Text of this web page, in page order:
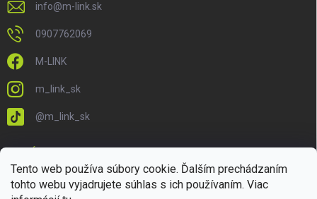
Tento web používa súbory cookie. Ďalším prechádzaním
tohto webu vyjadrujete súhlas s ich používaním. Viac
info@m-link.sk
0907762069
M-LINK
m_link_sk
@m_link_sk